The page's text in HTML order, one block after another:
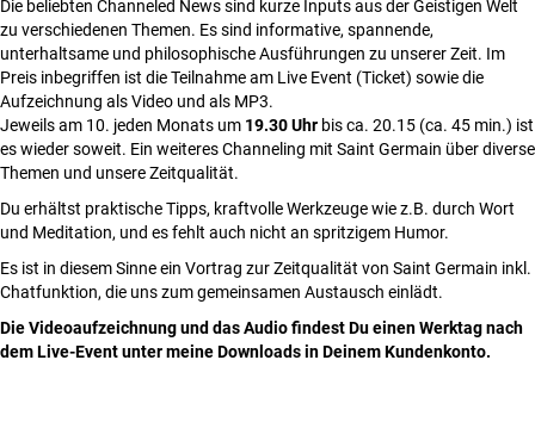
Die beliebten Channeled News sind kurze Inputs aus der Geistigen Welt
zu verschiedenen Themen. Es sind informative, spannende,
unterhaltsame und philosophische Ausführungen zu unserer Zeit. Im
Preis inbegriffen ist die Teilnahme am Live Event (Ticket) sowie die
Aufzeichnung als Video und als MP3.
Jeweils am 10. jeden Monats um 19.30 Uhr bis ca. 20.15 (ca. 45 min.) ist
es wieder soweit. Ein weiteres Channeling mit Saint Germain über diverse
Themen und unsere Zeitqualität.
Du erhältst praktische Tipps, kraftvolle Werkzeuge wie z.B. durch Wort
und Meditation, und es fehlt auch nicht an spritzigem Humor.
Es ist in diesem Sinne ein Vortrag zur Zeitqualität von Saint Germain inkl.
Chatfunktion, die uns zum gemeinsamen Austausch einlädt.
Die Videoaufzeichnung und das Audio findest Du einen Werktag nach
dem Live-Event unter meine Downloads in Deinem Kundenkonto.